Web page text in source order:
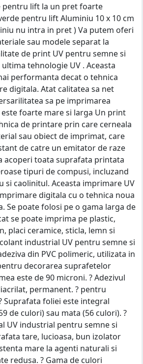
pentru lift la un pret foarte
pentru lift Aluminiu 10 x 10 cm
nu intra in pret ) Va putem oferi
sau modele separat la
de print UV pentru semne si
tehnologie UV . Aceasta
performanta decat o tehnica
digitala. Atat calitatea sa net
sa pe imprimarea
foarte mare si larga Un print
de printare prin care cerneala
sau obiect de imprimat, care
de catre un emitator de raze
acoperi toata suprafata printata
tipuri de compusi, incluzand
si caolinitul. Aceasta imprimare UV
digitala cu o tehnica noua
Se poate folosi pe o gama larga de
se poate imprima pe plastic,
placi ceramice, sticla, lemn si
industrial UV pentru semne si
din PVC polimeric, utilizata in
decorarea suprafetelor
este de 90 microni. ? Adezivul
permanent. ? pentru
Suprafata foliei este integral
de culori) sau mata (56 culori). ?
UV industrial pentru semne si
tare, lucioasa, bun izolator
mare la agenti naturali si
redusa. ? Gama de culori